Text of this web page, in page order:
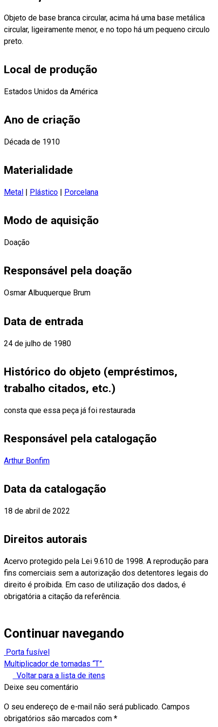
Objeto de base branca circular, acima há uma base metálica
circular, ligeiramente menor, e no topo há um pequeno circulo
preto.
Local de produção
Estados Unidos da América
Ano de criação
Década de 1910
Materialidade
Metal | Plástico | Porcelana
Modo de aquisição
Doação
Responsável pela doação
Osmar Albuquerque Brum
Data de entrada
24 de julho de 1980
Histórico do objeto (empréstimos,
trabalho citados, etc.)
consta que essa peça já foi restaurada
Responsável pela catalogação
Arthur Bonfim
Data da catalogação
18 de abril de 2022
Direitos autorais
Acervo protegido pela Lei 9.610 de 1998. A reprodução para
fins comerciais sem a autorização dos detentores legais do
direito é proibida. Em caso de utilização dos dados, é
obrigatória a citação da referência.
Continuar navegando
Porta fusível
Multiplicador de tomadas “T”
Voltar para a lista de itens
Deixe seu comentário
O seu endereço de e-mail não será publicado. Campos
obrigatórios são marcados com *